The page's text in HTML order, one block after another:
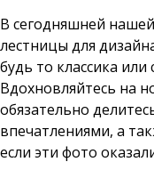
В сегодняшней
лестницы для
будь то классика
Вдохновляйтесь на
обязательно
впечатлениями, а
если эти фото